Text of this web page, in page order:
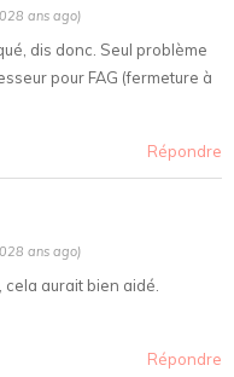
ans ago)
dis donc. Seul problème
pour FAG (fermeture à
Répondre
ans ago)
cela aurait bien aidé.
Répondre